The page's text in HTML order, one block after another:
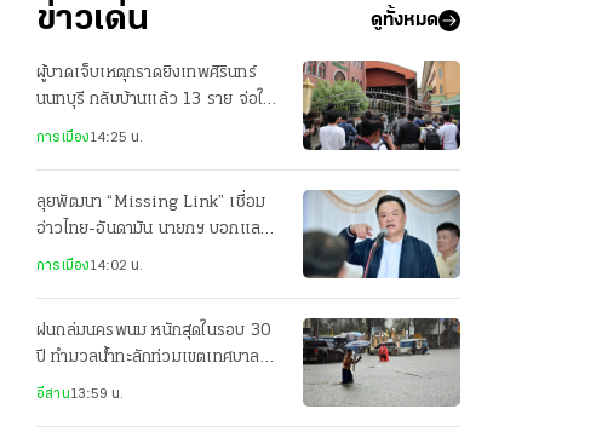
ข่าวเด่น ดูทั้งหมด
ผู้บาดเจ็บเหตุกราดยิงเทพศิรินทร์
นนทบุรี กลับบ้านแล้ว 13 ราย จ่อให้
กลับอีก 2 ราย
การเมือง14:25 น.
ลุยพัฒนา “Missing Link” เชื่อม
อ่าวไทย-อันดามัน นายกฯ บอกแลนด์
บริดจ์ค่อยว่ากัน
การเมือง14:02 น.
ฝนถล่มนครพนม หนักสุดในรอบ 30
ปี ทำมวลน้ำทะลักท่วมเขตเทศบาล
เมือง ถนนหลายจุดจมบาดาล
อีสาน13:59 น.